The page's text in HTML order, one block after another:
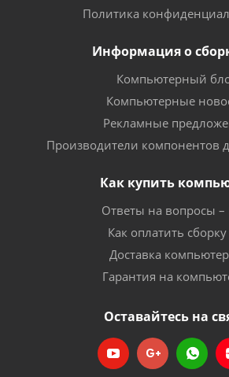
Политика
Информация о
Компьютерный
Компьютерные
Рекламные
Производители компонентов
Как купить
Ответы на вопросы –
Как оплатить
Доставка
Гарантия на
Оставайтесь на